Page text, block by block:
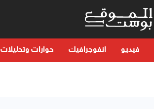
فيديو انفوجرافيك حوارات وتحليلات